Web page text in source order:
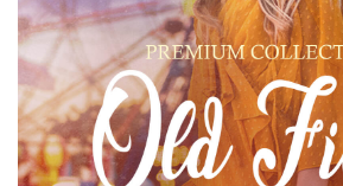
Выберите Вариант
Free Old Film Overlay #21
Small 800*533px